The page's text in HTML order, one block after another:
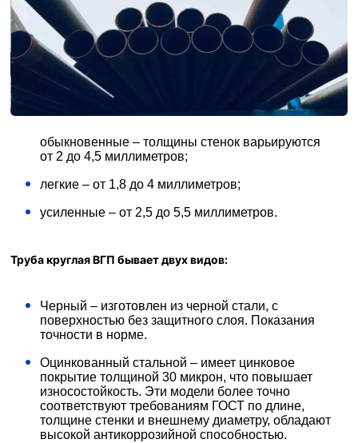
обыкновенные – толщины стенок варьируются
от 2 до 4,5 миллиметров;
легкие – от 1,8 до 4 миллиметров;
усиленные – от 2,5 до 5,5 миллиметров.
Труба круглая ВГП бывает двух видов:
Черный – изготовлен из черной стали, с
поверхностью без защитного слоя. Показания
точности в норме.
Оцинкованный стальной – имеет цинковое
покрытие толщиной 30 микрон, что повышает
износостойкость. Эти модели более точно
соответствуют требованиям ГОСТ по длине,
толщине стенки и внешнему диаметру, обладают
высокой антикоррозийной способностью.